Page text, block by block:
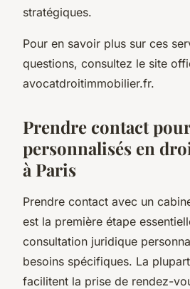
stratégiques.
Pour en savoir plus sur ces
questions, consultez le site
avocatdroitimmobilier.fr.
Prendre contact
personnalisés en
à Paris
Prendre contact avec un
est la première étape
consultation juridique
besoins spécifiques. La
facilitent la prise de rendez-